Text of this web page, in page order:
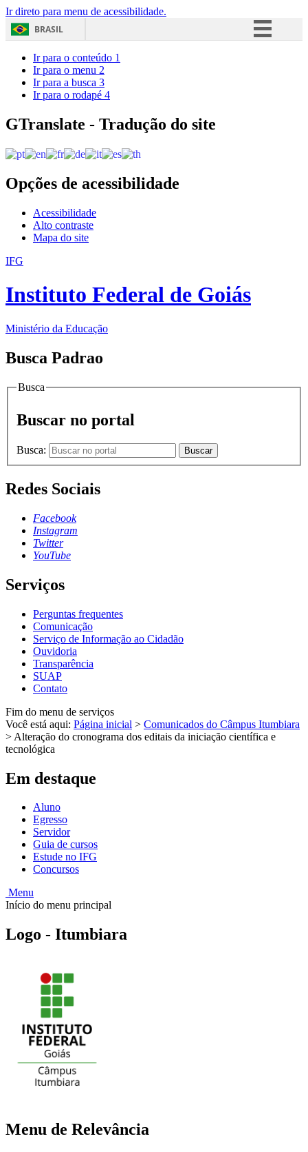
Ir direto para menu de acessibilidade.
BRASIL
Acesso à informação
Ir para o conteúdo 1
Ir para o menu 2
Ir para a busca 3
Ir para o rodapé 4
GTranslate - Tradução do site
Opções de acessibilidade
Acessibilidade
Alto contraste
Mapa do site
IFG
Instituto Federal de Goiás
Ministério da Educação
Busca Padrao
Busca
Buscar no portal
Busca: Buscar
Redes Sociais
Facebook
Instagram
Twitter
YouTube
Serviços
Perguntas frequentes
Comunicação
Serviço de Informação ao Cidadão
Ouvidoria
Transparência
SUAP
Contato
Fim do menu de serviços
Você está aqui: Página inicial > Comunicados do Câmpus Itumbiara
> Alteração do cronograma dos editais da iniciação científica e
tecnológica
Em destaque
Aluno
Egresso
Servidor
Guia de cursos
Estude no IFG
Concursos
Menu
Início do menu principal
Logo - Itumbiara
Menu de Relevância